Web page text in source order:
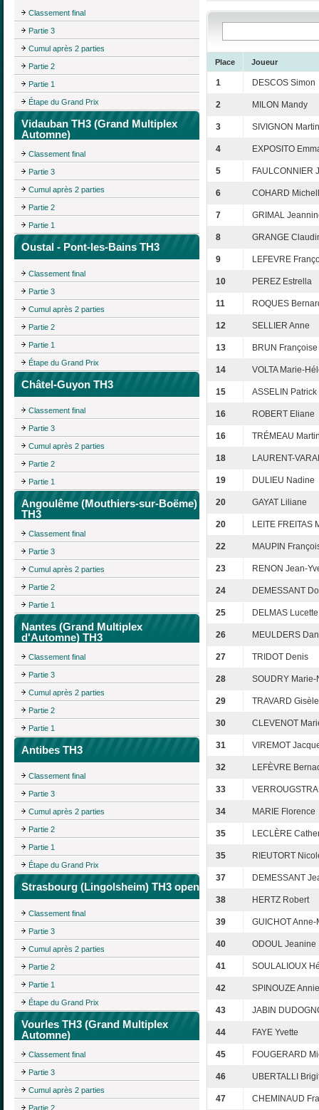
Classement final
Partie 3
Cumul après 2 parties
Partie 2
Partie 1
Étape du Grand Prix
Vidauban TH3 (Grand Multiplex
Automne)
Classement final
Partie 3
Cumul après 2 parties
Partie 2
Partie 1
Oustal - Pont-les-Bains TH3
Classement final
Partie 3
Cumul après 2 parties
Partie 2
Partie 1
Étape du Grand Prix
Châtel-Guyon TH3
Classement final
Partie 3
Cumul après 2 parties
Partie 2
Partie 1
Angoulême (Mouthiers-sur-Boëme)
TH3
Classement final
Partie 3
Cumul après 2 parties
Partie 2
Partie 1
Nantes (Grand Multiplex
d'Automne) TH3
Classement final
Partie 3
Cumul après 2 parties
Partie 2
Partie 1
Antibes TH3
Classement final
Partie 3
Cumul après 2 parties
Partie 2
Partie 1
Étape du Grand Prix
Strasbourg (Lingolsheim) TH3 open
Classement final
Partie 3
Cumul après 2 parties
Partie 2
Partie 1
Étape du Grand Prix
Vourles TH3 (Grand Multiplex
Automne)
Classement final
Partie 3
Cumul après 2 parties
Partie 2
Place Joueur
1 DESCOS Simon
2 MILON Mandy
3 SIVIGNON
4 EXPOSITO
5 FAULCONNIER
6 COHARD
7 GRIMAL
8 GRANGE
9 LEFEVRE
10 PEREZ Estrella
11 ROQUES
12 SELLIER Anne
13 BRUN Françoise
14 VOLTA Marie-
15 ASSELIN Patrick
16 ROBERT Eliane
16 TRÉMEAU
18 LAURENT-
19 DULIEU Nadine
20 GAYAT Liliane
20 LEITE FREITAS
22 MAUPIN
23 RENON Jean-
24 DEMESSANT
25 DELMAS Lucette
26 MEULDERS
27 TRIDOT Denis
28 SOUDRY Marie-
29 TRAVARD Gisèle
30 CLEVENOT
31 VIREMOT
32 LEFÈVRE
33
34 MARIE Florence
35 LECLÈRE
35 RIEUTORT
37 DEMESSANT
38 HERTZ Robert
39 GUICHOT Anne-
40 ODOUL Jeanine
41 SOULALIOUX
42 SPINOUZE Annie
43 JABIN
44 FAYE Yvette
45 FOUGERARD
46 UBERTALLI
47 CHEMINAUD